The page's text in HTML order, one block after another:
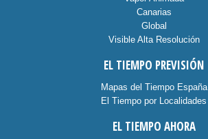
Canarias
Global
Visible Alta Resolución
EL TIEMPO PREVISIÓN
Mapas del Tiempo España
El Tiempo por Localidades
EL TIEMPO AHORA